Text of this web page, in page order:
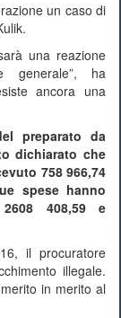
un caso di
una reazione
generale”, ha
ancora una
preparato da
dichiarato che
758 966,74
spese hanno
408,59 e
il procuratore
illegale.
in merito al